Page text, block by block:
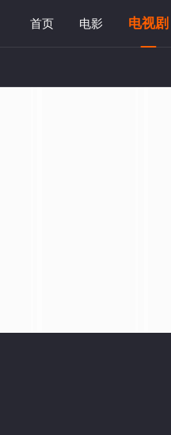
首页 电影 电视剧